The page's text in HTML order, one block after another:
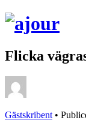
Flicka
Gästskribent •